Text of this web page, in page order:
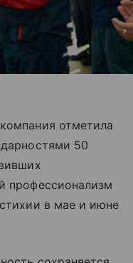
отметила
50
профессионализм
в мае и июне